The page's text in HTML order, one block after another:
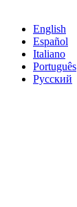
English
Español
Italiano
Português
Русский